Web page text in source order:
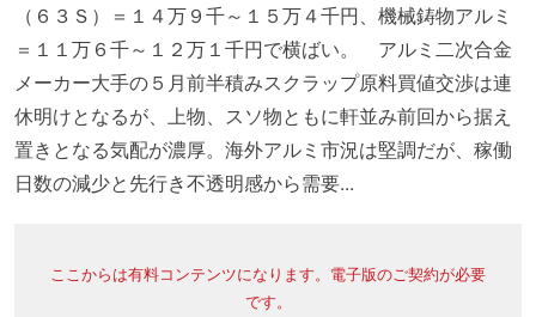
（６３Ｓ）＝１４万９千～１５万４千円、機械鋳物アルミ
＝１１万６千～１２万１千円で横ばい。 アルミ二次合金
メーカー大手の５月前半積みスクラップ原料買値交渉は連
休明けとなるが、上物、スソ物ともに軒並み前回から据え
置きとなる気配が濃厚。海外アルミ市況は堅調だが、稼働
日数の減少と先行き不透明感から需要...
ここからは有料コンテンツになります。電子版のご契約が必要
です。